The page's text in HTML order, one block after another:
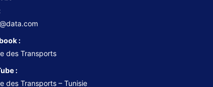
:
des Transports
:
des Transports – Tunisie